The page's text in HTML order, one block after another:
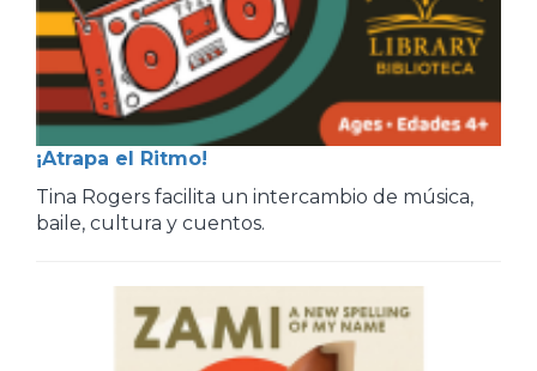
¡Atrapa el Ritmo!
Tina Rogers facilita un intercambio de música,
baile, cultura y cuentos.